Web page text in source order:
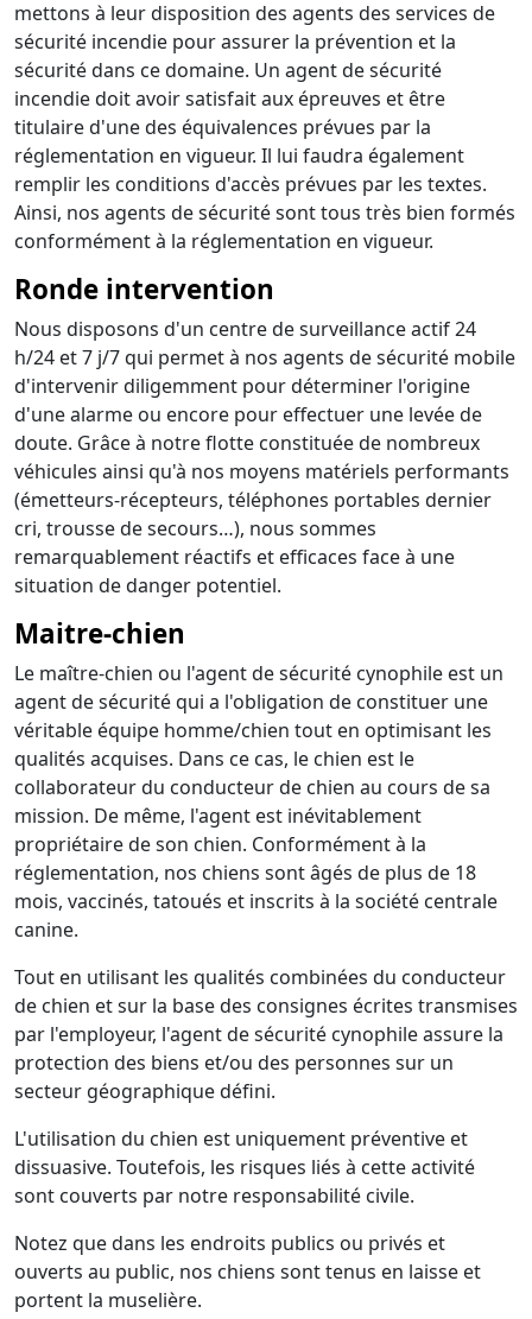
mettons à leur disposition des agents des services de
sécurité incendie pour assurer la prévention et la
sécurité dans ce domaine. Un agent de sécurité
incendie doit avoir satisfait aux épreuves et être
titulaire d'une des équivalences prévues par la
réglementation en vigueur. Il lui faudra également
remplir les conditions d'accès prévues par les textes.
Ainsi, nos agents de sécurité sont tous très bien formés
conformément à la réglementation en vigueur.
Ronde intervention
Nous disposons d'un centre de surveillance actif 24
h/24 et 7 j/7 qui permet à nos agents de sécurité mobile
d'intervenir diligemment pour déterminer l'origine
d'une alarme ou encore pour effectuer une levée de
doute. Grâce à notre flotte constituée de nombreux
véhicules ainsi qu'à nos moyens matériels performants
(émetteurs-récepteurs, téléphones portables dernier
cri, trousse de secours…), nous sommes
remarquablement réactifs et efficaces face à une
situation de danger potentiel.
Maitre-chien
Le maître-chien ou l'agent de sécurité cynophile est un
agent de sécurité qui a l'obligation de constituer une
véritable équipe homme/chien tout en optimisant les
qualités acquises. Dans ce cas, le chien est le
collaborateur du conducteur de chien au cours de sa
mission. De même, l'agent est inévitablement
propriétaire de son chien. Conformément à la
réglementation, nos chiens sont âgés de plus de 18
mois, vaccinés, tatoués et inscrits à la société centrale
canine.
Tout en utilisant les qualités combinées du conducteur
de chien et sur la base des consignes écrites transmises
par l'employeur, l'agent de sécurité cynophile assure la
protection des biens et/ou des personnes sur un
secteur géographique défini.
L'utilisation du chien est uniquement préventive et
dissuasive. Toutefois, les risques liés à cette activité
sont couverts par notre responsabilité civile.
Notez que dans les endroits publics ou privés et
ouverts au public, nos chiens sont tenus en laisse et
portent la muselière.